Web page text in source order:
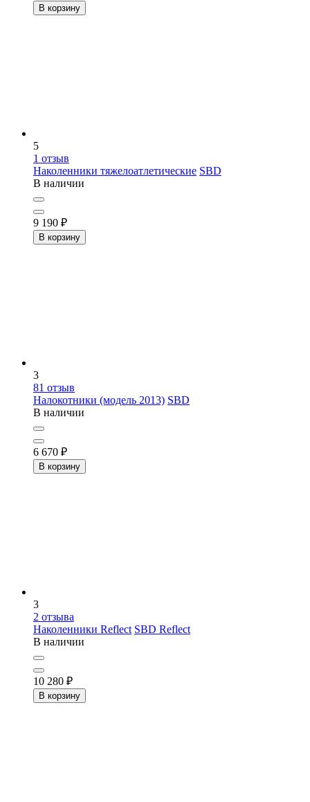
В корзину
5
1 отзыв
Наколенники тяжелоатлетические SBD
В наличии
9 190 ₽
В корзину
3
81 отзыв
Налокотники (модель 2013) SBD
В наличии
6 670 ₽
В корзину
3
2 отзыва
Наколенники Reflect SBD Reflect
В наличии
10 280 ₽
В корзину